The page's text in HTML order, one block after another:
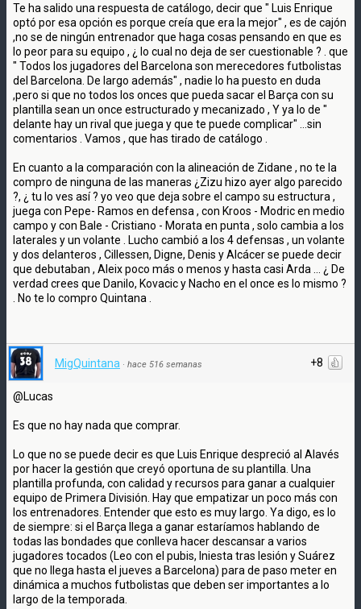
Te ha salido una respuesta de catálogo, decir que " Luis Enrique
optó por esa opción es porque creía que era la mejor" , es de cajón
,no se de ningún entrenador que haga cosas pensando en que es
lo peor para su equipo , ¿ lo cual no deja de ser cuestionable ? . que
" Todos los jugadores del Barcelona son merecedores futbolistas
del Barcelona. De largo además" , nadie lo ha puesto en duda
,pero si que no todos los onces que pueda sacar el Barça con su
plantilla sean un once estructurado y mecanizado , Y ya lo de "
delante hay un rival que juega y que te puede complicar" ...sin
comentarios . Vamos , que has tirado de catálogo .
En cuanto a la comparación con la alineación de Zidane , no te la
compro de ninguna de las maneras ¿Zizu hizo ayer algo parecido
?, ¿ tu lo ves así ? yo veo que deja sobre el campo su estructura ,
juega con Pepe- Ramos en defensa , con Kroos - Modric en medio
campo y con Bale - Cristiano - Morata en punta , solo cambia a los
laterales y un volante . Lucho cambió a los 4 defensas , un volante
y dos delanteros , Cillessen, Digne, Denis y Alcácer se puede decir
que debutaban , Aleix poco más o menos y hasta casi Arda ... ¿ De
verdad crees que Danilo, Kovacic y Nacho en el once es lo mismo ?
. No te lo compro Quintana .
+8
MigQuintana · hace 516 semanas
@Lucas
Es que no hay nada que comprar.
Lo que no se puede decir es que Luis Enrique despreció al Alavés
por hacer la gestión que creyó oportuna de su plantilla. Una
plantilla profunda, con calidad y recursos para ganar a cualquier
equipo de Primera División. Hay que empatizar un poco más con
los entrenadores. Entender que esto es muy largo. Ya digo, es lo
de siempre: si el Barça llega a ganar estaríamos hablando de
todas las bondades que conlleva hacer descansar a varios
jugadores tocados (Leo con el pubis, Iniesta tras lesión y Suárez
que no llega hasta el jueves a Barcelona) para de paso meter en
dinámica a muchos futbolistas que deben ser importantes a lo
largo de la temporada.